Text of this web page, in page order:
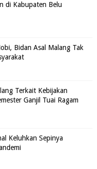
di Kabupaten Belu
Bidan Asal Malang Tak
Terkait Kebijakan
Ganjil Tuai Ragam
Keluhkan Sepinya